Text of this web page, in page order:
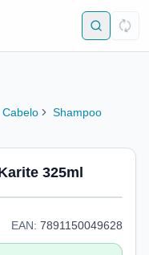
Cabelo Shampoo
325ml
EAN: 7891150049628